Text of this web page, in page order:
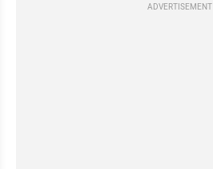
ADVERTISEMENT